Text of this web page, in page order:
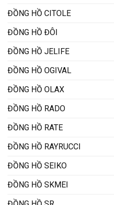
ĐỒNG HỒ CITOLE
ĐỒNG HỒ ĐÔI
ĐỒNG HỒ JELIFE
ĐỒNG HỒ OGIVAL
ĐỒNG HỒ OLAX
ĐỒNG HỒ RADO
ĐỒNG HỒ RATE
ĐỒNG HỒ RAYRUCCI
ĐỒNG HỒ SEIKO
ĐỒNG HỒ SKMEI